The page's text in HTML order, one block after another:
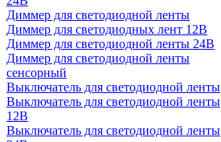
Диммер для светодиодной ленты
Диммер для светодиодных лент 12В
Диммер для светодиодной ленты 24В
Диммер для светодиодной ленты
сенсорный
Выключатель для светодиодной ленты
Выключатель для светодиодной ленты
12В
Выключатель для светодиодной ленты